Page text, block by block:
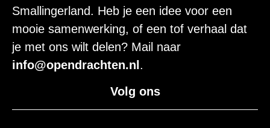
Smallingerland. Heb je een idee voor een
mooie samenwerking, of een tof verhaal dat
je met ons wilt delen? Mail naar
info@opendrachten.nl .
Volg ons